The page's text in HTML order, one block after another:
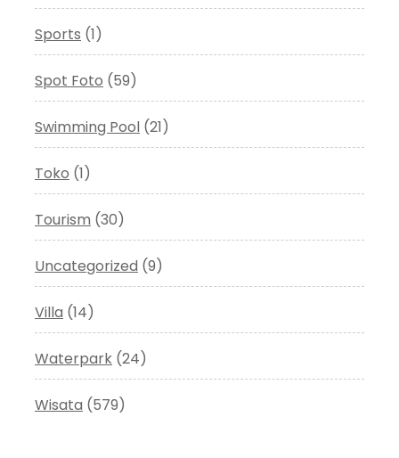
Sports (1)
Spot Foto (59)
Swimming Pool (21)
Toko (1)
Tourism (30)
Uncategorized (9)
Villa (14)
Waterpark (24)
Wisata (579)